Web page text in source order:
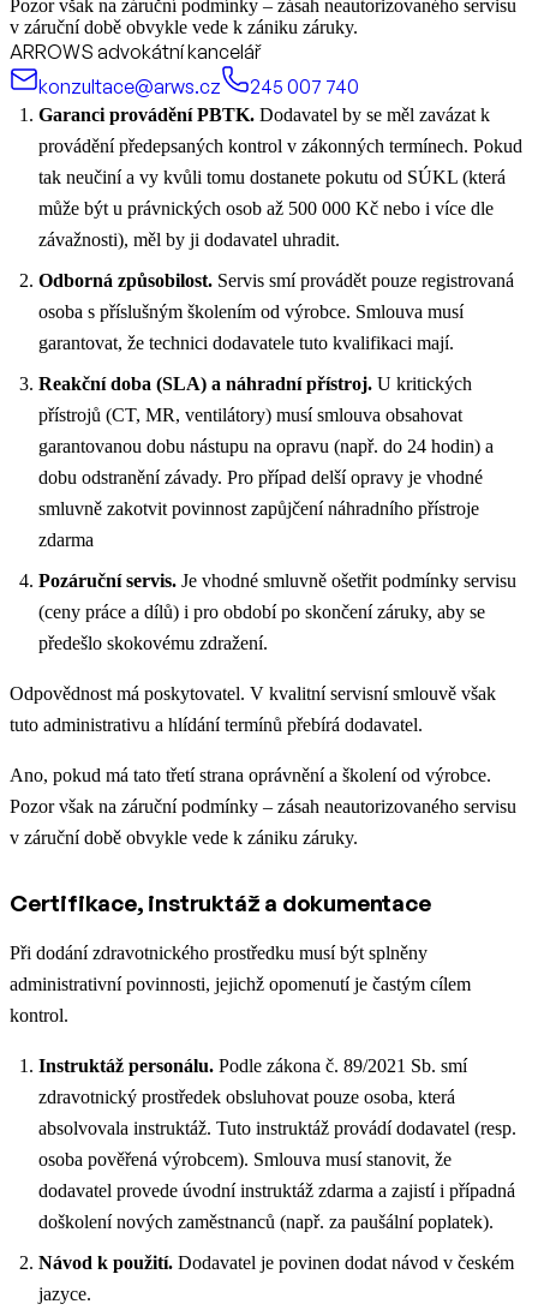
Pozor však na záruční podmínky – zásah neautorizovaného servisu
v záruční době obvykle vede k zániku záruky.
ARROWS advokátní kancelář
konzultace@arws.cz
245 007 740
Garanci provádění PBTK. Dodavatel by se měl zavázat k
provádění předepsaných kontrol v zákonných termínech. Pokud
tak neučiní a vy kvůli tomu dostanete pokutu od SÚKL (která
může být u právnických osob až 500 000 Kč nebo i více dle
závažnosti), měl by ji dodavatel uhradit.
Odborná způsobilost. Servis smí provádět pouze registrovaná
osoba s příslušným školením od výrobce. Smlouva musí
garantovat, že technici dodavatele tuto kvalifikaci mají.
Reakční doba (SLA) a náhradní přístroj. U kritických
přístrojů (CT, MR, ventilátory) musí smlouva obsahovat
garantovanou dobu nástupu na opravu (např. do 24 hodin) a
dobu odstranění závady. Pro případ delší opravy je vhodné
smluvně zakotvit povinnost zapůjčení náhradního přístroje
zdarma
Pozáruční servis. Je vhodné smluvně ošetřit podmínky servisu
(ceny práce a dílů) i pro období po skončení záruky, aby se
předešlo skokovému zdražení.
Odpovědnost má poskytovatel. V kvalitní servisní smlouvě však
tuto administrativu a hlídání termínů přebírá dodavatel.
Ano, pokud má tato třetí strana oprávnění a školení od výrobce.
Pozor však na záruční podmínky – zásah neautorizovaného servisu
v záruční době obvykle vede k zániku záruky.
Certifikace, instruktáž a dokumentace
Při dodání zdravotnického prostředku musí být splněny
administrativní povinnosti, jejichž opomenutí je častým cílem
kontrol.
Instruktáž personálu. Podle zákona č. 89/2021 Sb. smí
zdravotnický prostředek obsluhovat pouze osoba, která
absolvovala instruktáž. Tuto instruktáž provádí dodavatel (resp.
osoba pověřená výrobcem). Smlouva musí stanovit, že
dodavatel provede úvodní instruktáž zdarma a zajistí i případná
doškolení nových zaměstnanců (např. za paušální poplatek).
Návod k použití. Dodavatel je povinen dodat návod v českém
jazyce.